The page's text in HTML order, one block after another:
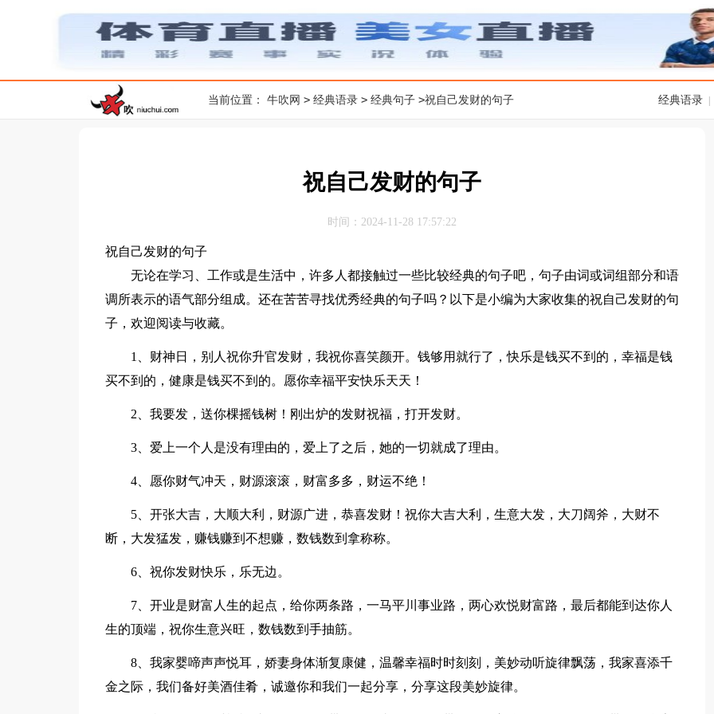
当前位置： 牛吹网 > 经典语录 > 经典句子 >祝自己发财的句子 经典语录
祝自己发财的句子
时间：2024-11-28 17:57:22
祝自己发财的句子
无论在学习、工作或是生活中，许多人都接触过一些比较经典的句子吧，句子由词或词组部分和语
调所表示的语气部分组成。还在苦苦寻找优秀经典的句子吗？以下是小编为大家收集的祝自己发财的句
子，欢迎阅读与收藏。
1、财神日，别人祝你升官发财，我祝你喜笑颜开。钱够用就行了，快乐是钱买不到的，幸福是钱
买不到的，健康是钱买不到的。愿你幸福平安快乐天天！
2、我要发，送你棵摇钱树！刚出炉的发财祝福，打开发财。
3、爱上一个人是没有理由的，爱上了之后，她的一切就成了理由。
4、愿你财气冲天，财源滚滚，财富多多，财运不绝！
5、开张大吉，大顺大利，财源广进，恭喜发财！祝你大吉大利，生意大发，大刀阔斧，大财不
断，大发猛发，赚钱赚到不想赚，数钱数到拿称称。
6、祝你发财快乐，乐无边。
7、开业是财富人生的起点，给你两条路，一马平川事业路，两心欢悦财富路，最后都能到达你人
生的顶端，祝你生意兴旺，数钱数到手抽筋。
8、我家婴啼声声悦耳，娇妻身体渐复康健，温馨幸福时时刻刻，美妙动听旋律飘荡，我家喜添千
金之际，我们备好美酒佳肴，诚邀你和我们一起分享，分享这段美妙旋律。